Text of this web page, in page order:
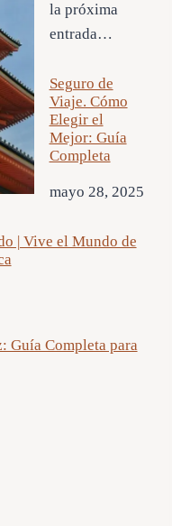
la próxima
entrada…
Seguro de
Viaje. Cómo
Elegir el
Mejor: Guía
Completa
Fecha
mayo 28, 2025
| Vive el Mundo de
Guía Completa para